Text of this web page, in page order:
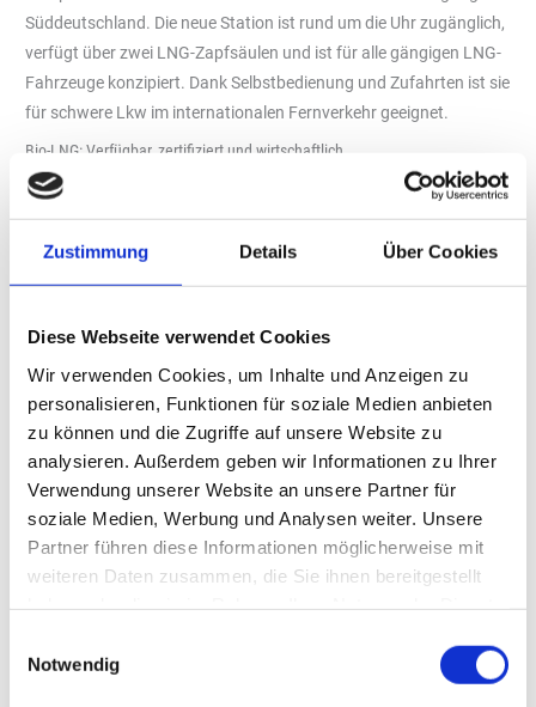
Zustimmung Details Über Cookies
Diese Webseite verwendet Cookies
Wir verwenden Cookies, um Inhalte und Anzeigen zu
personalisieren, Funktionen für soziale Medien anbieten
zu können und die Zugriffe auf unsere Website zu
analysieren. Außerdem geben wir Informationen zu Ihrer
Verwendung unserer Website an unsere Partner für
soziale Medien, Werbung und Analysen weiter. Unsere
Partner führen diese Informationen möglicherweise mit
weiteren Daten zusammen, die Sie ihnen bereitgestellt
Notwendig
Süddeutschland. Die neue Station ist rund um die Uhr zugänglich,
verfügt über zwei LNG-Zapfsäulen und ist für alle gängigen LNG-
Fahrzeuge konzipiert. Dank Selbstbedienung und Zufahrten ist sie
für schwere Lkw im internationalen Fernverkehr geeignet.
Bio-LNG: Verfügbar, zertifiziert und wirtschaftlich
Offizielle Einweihung der Bio-LNG-Tankstelle von Rolande in
Großmehring: Werner Schneider (stv. Bürgermeister
Großmehring), Jolon van der Schuit (CEO von Rolande),
Christian Moser (MdB, Umweltpolitischer Sprecher der CSU-
Landesgruppe im Bundestag und Mitglied des
Manager für Deutschland bei Rolande), Bernhard Sammiller